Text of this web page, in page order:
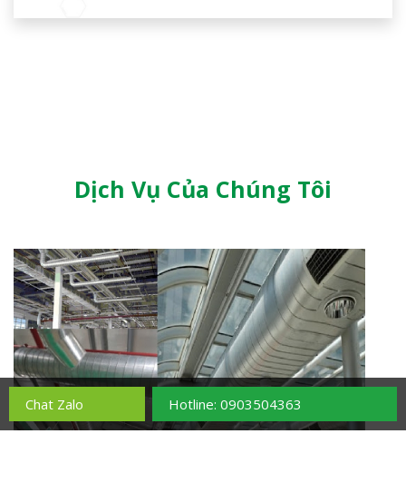
Dịch Vụ Của Chúng Tôi
Chat Zalo Hotline: 0903504363